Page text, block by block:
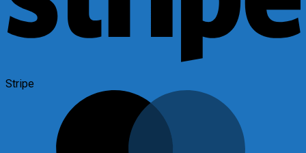
Stripe